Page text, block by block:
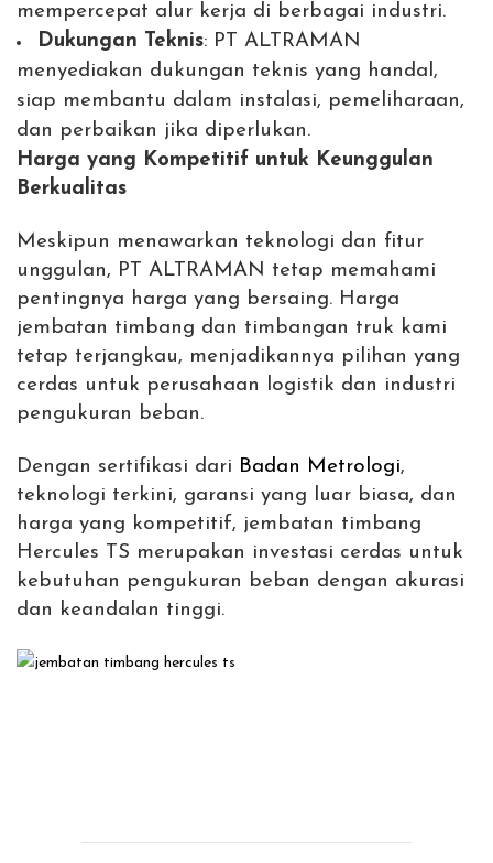
mempercepat alur kerja di berbagai industri.
Dukungan Teknis: PT ALTRAMAN
menyediakan dukungan teknis yang handal,
siap membantu dalam instalasi, pemeliharaan,
dan perbaikan jika diperlukan.
Harga yang Kompetitif untuk Keunggulan
Berkualitas
Meskipun menawarkan teknologi dan fitur
unggulan, PT ALTRAMAN tetap memahami
pentingnya harga yang bersaing. Harga
jembatan timbang dan timbangan truk kami
tetap terjangkau, menjadikannya pilihan yang
cerdas untuk perusahaan logistik dan industri
pengukuran beban.
Dengan sertifikasi dari Badan Metrologi,
teknologi terkini, garansi yang luar biasa, dan
harga yang kompetitif, jembatan timbang
Hercules TS merupakan investasi cerdas untuk
kebutuhan pengukuran beban dengan akurasi
dan keandalan tinggi.